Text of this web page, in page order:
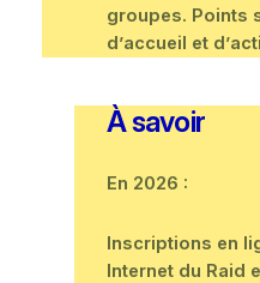
groupes. Points
d’accueil et
À savoir
En 2026 :
Inscriptions en
Internet du Raid